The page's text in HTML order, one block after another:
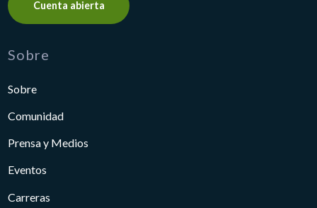
Cuenta abierta
Sobre
Sobre
Comunidad
Prensa y Medios
Eventos
Carreras